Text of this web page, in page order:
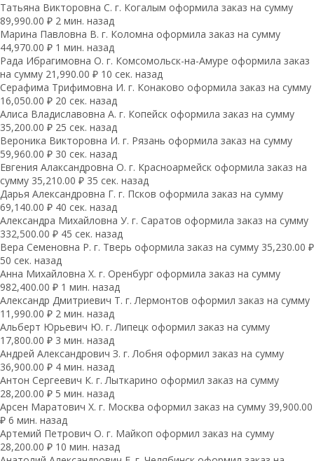
Татьяна Викторовна С. г. Когалым оформила заказ на сумму
89,990.00 ₽ 2 мин. назад
Марина Павловна В. г. Коломна оформила заказ на сумму
44,970.00 ₽ 1 мин. назад
Рада Ибрагимовна О. г. Комсомольск-на-Амуре оформила заказ
на сумму 21,990.00 ₽ 10 сек. назад
Серафима Трифимовна И. г. Конаково оформила заказ на сумму
16,050.00 ₽ 20 сек. назад
Алиса Владиславовна А. г. Копейск оформила заказ на сумму
35,200.00 ₽ 25 сек. назад
Вероника Викторовна И. г. Рязань оформила заказ на сумму
59,960.00 ₽ 30 сек. назад
Евгения Алаксандровна О. г. Красноармейск оформила заказ на
сумму 35,210.00 ₽ 35 сек. назад
Дарья Александровна Г. г. Псков оформила заказ на сумму
69,140.00 ₽ 40 сек. назад
Александра Михайловна У. г. Саратов оформила заказ на сумму
332,500.00 ₽ 45 сек. назад
Вера Семеновна Р. г. Тверь оформила заказ на сумму 35,230.00 ₽
50 сек. назад
Анна Михайловна Х. г. Оренбург оформила заказ на сумму
982,400.00 ₽ 1 мин. назад
Александр Дмитриевич Т. г. Лермонтов оформил заказ на сумму
11,990.00 ₽ 2 мин. назад
Альберт Юрьевич Ю. г. Липецк оформил заказ на сумму
17,800.00 ₽ 3 мин. назад
Андрей Александрович З. г. Лобня оформил заказ на сумму
36,900.00 ₽ 4 мин. назад
Антон Сергеевич К. г. Лыткарино оформил заказ на сумму
28,200.00 ₽ 5 мин. назад
Арсен Маратович Х. г. Москва оформил заказ на сумму 39,900.00
₽ 6 мин. назад
Артемий Петрович О. г. Майкоп оформил заказ на сумму
28,200.00 ₽ 10 мин. назад